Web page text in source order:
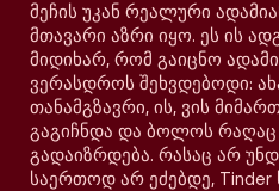
მეჩის უკან რეალური
მთავარი აზრი იყო. ეს ის
მიდიხარ, რომ გაიცნო
ვერასდროს შეხვდებოდი:
თანამგზავრი, ის, ვის
გაგიჩნდა და ბოლოს რაღაც
გადაიზრდება. რასაც არ
საერთოდ არ ეძებდე,